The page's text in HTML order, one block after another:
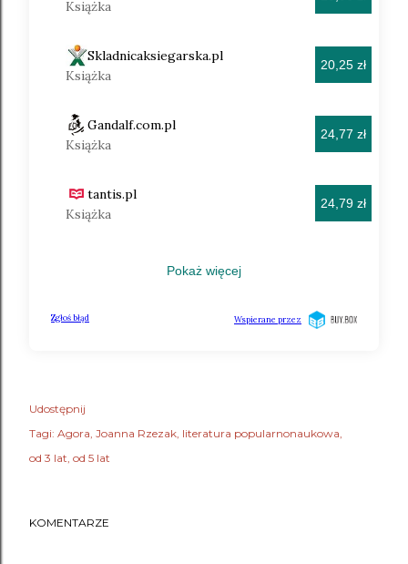
Udostępnij
Tagi: Agora Joanna Rzezak literatura popularnonaukowa
od 3 lat od 5 lat
KOMENTARZE